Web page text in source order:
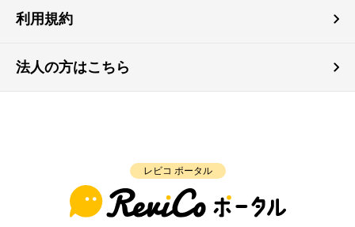
利用規約
法人の方はこちら
レビコ ポータル